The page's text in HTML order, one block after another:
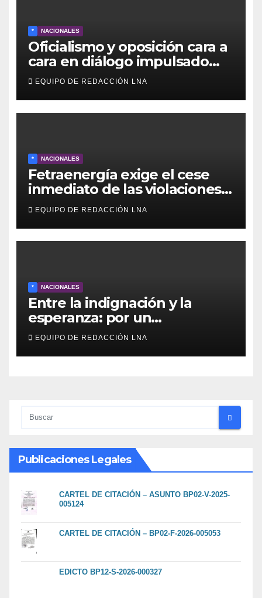
* NACIONALES
Oficialismo y oposición cara a
cara en diálogo impulsado
por EE UU: las claves
EQUIPO DE REDACCIÓN LNA
* NACIONALES
Fetraenergía exige el cese
inmediato de las violaciones a
los derechos laborales en la
Industria Petrolera
Venezolana
EQUIPO DE REDACCIÓN LNA
* NACIONALES
Entre la indignación y la
esperanza: por un
movimiento de
reconstrucción y soberanía
nacional
EQUIPO DE REDACCIÓN LNA
Publicaciones Legales
CARTEL DE CITACIÓN – ASUNTO BP02-V-2025-
005124
CARTEL DE CITACIÓN – BP02-F-2026-005053
EDICTO BP12-S-2026-000327